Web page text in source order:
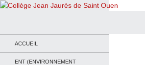
ACCUEIL
ENT (ENVIRONNEMENT